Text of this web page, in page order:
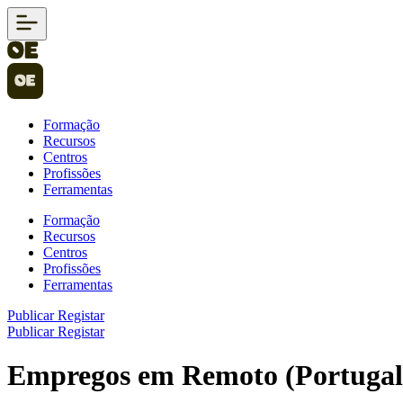
Formação
Recursos
Centros
Profissões
Ferramentas
Formação
Recursos
Centros
Profissões
Ferramentas
PublicarRegistar
PublicarRegistar
Empregos em Remoto